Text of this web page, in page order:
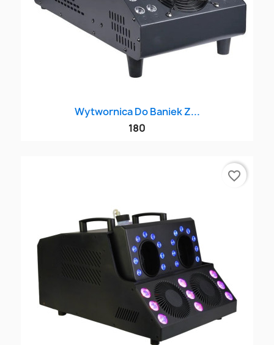
Wytwornica Do Baniek Z...
180
favorite_border